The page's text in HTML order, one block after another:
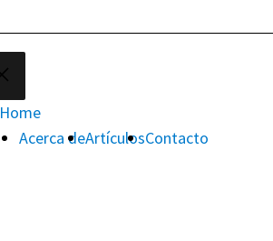
Home
Acerca deArtículosContacto